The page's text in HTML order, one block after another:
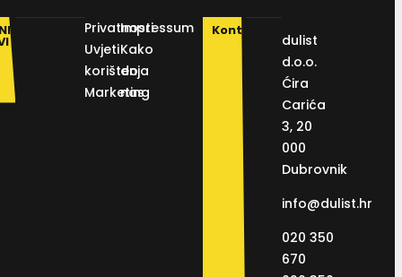
Privatnosti
Uvjeti
korištenja
Marketing
Impressum
Kako
do
nas
Kontakt
dulist
d.o.o.
Ćira
Carića
3, 20
000
Dubrovnik
info@dulist.hr
020 350
670